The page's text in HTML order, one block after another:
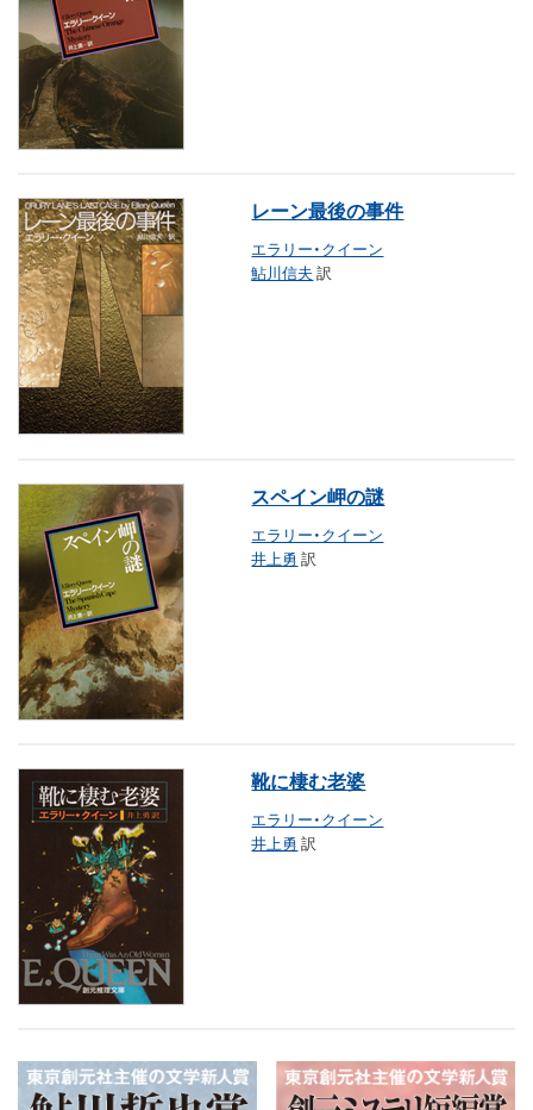
レーン最後の事件
エラリー・クイーン
鮎川信夫 訳
スペイン岬の謎
エラリー・クイーン
井上勇 訳
靴に棲む老婆
エラリー・クイーン
井上勇 訳